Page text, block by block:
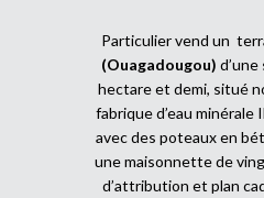
Particulier vend un
(Ouagadougou) d’une
hectare et demi, situé
fabrique d’eau minérale
avec des poteaux en
une maisonnette de
d’attribution et plan